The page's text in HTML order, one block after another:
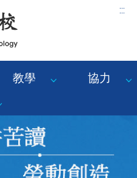
:::
教學 協力